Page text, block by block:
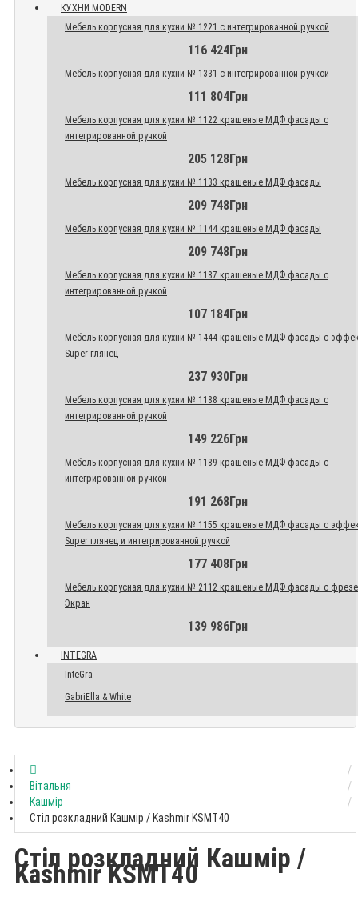
КУХНИ MODERN
Мебель корпусная для кухни № 1221 с интегрированной ручкой
116 424Грн
Мебель корпусная для кухни № 1331 с интегрированной ручкой
111 804Грн
Мебель корпусная для кухни № 1122 крашеные МДФ фасады с
интегрированной ручкой
205 128Грн
Мебель корпусная для кухни № 1133 крашеные МДФ фасады
209 748Грн
Мебель корпусная для кухни № 1144 крашеные МДФ фасады
209 748Грн
Мебель корпусная для кухни № 1187 крашеные МДФ фасады с
интегрированной ручкой
107 184Грн
Мебель корпусная для кухни № 1444 крашеные МДФ фасады с
Super глянец
237 930Грн
Мебель корпусная для кухни № 1188 крашеные МДФ фасады с
интегрированной ручкой
149 226Грн
Мебель корпусная для кухни № 1189 крашеные МДФ фасады с
интегрированной ручкой
191 268Грн
Мебель корпусная для кухни № 1155 крашеные МДФ фасады с
Super глянец и интегрированной ручкой
177 408Грн
Мебель корпусная для кухни № 2112 крашеные МДФ фасады с
Экран
139 986Грн
INTEGRA
InteGra
GabriElla & White
Вітальня
Кашмір
Стіл розкладний Кашмір / Kashmir KSMT40
Стіл розкладний Кашмір /
Kashmir KSMT40